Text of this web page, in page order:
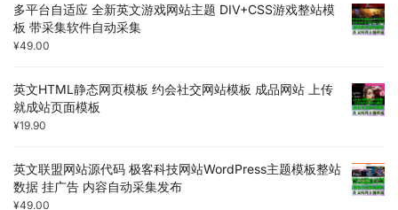
多平台自适应 全新英文游戏网站主题 DIV+CSS游戏整站模
板 带采集软件自动采集
¥49.00
英文HTML静态网页模板 约会社交网站模板 成品网站 上传
就成站页面模板
¥19.90
英文联盟网站源代码 极客科技网站WordPress主题模板整站
数据 挂广告 内容自动采集发布
¥49.00